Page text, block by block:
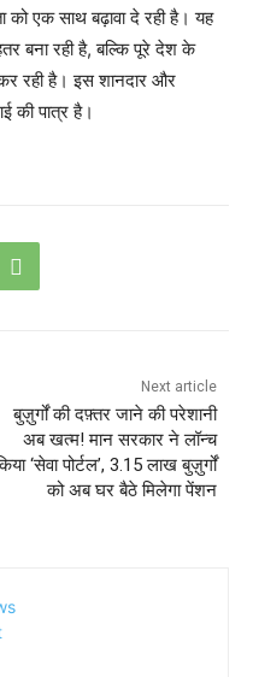
को एक साथ बढ़ावा दे रही है। यह
बना रही है, बल्कि पूरे देश के
रही है। इस शानदार और
की पात्र है।
Next article
बुज़ुर्गों की दफ़्तर जाने की परेशानी
अब खत्म! मान सरकार ने लॉन्च
‘सेवा पोर्टल’, 3.15 लाख बुज़ुर्गों
को अब घर बैठे मिलेगा पेंशन